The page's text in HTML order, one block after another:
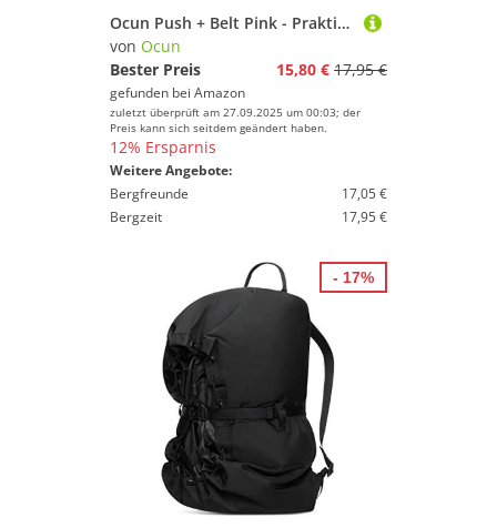
Geschlecht
Ocun Push + Belt Pink - Praktischer stylischer Chalkbag, Größe One Size - Farbe Pink Twist
von Ocun
Bester Preis
15,80 € 17,95 €
gefunden bei Amazon
zuletzt überprüft am 27.09.2025 um 00:03; der
Preis kann sich seitdem geändert haben.
12% Ersparnis
Weitere Angebote:
Bergfreunde
17,05 €
Bergzeit
17,95 €
- 17%